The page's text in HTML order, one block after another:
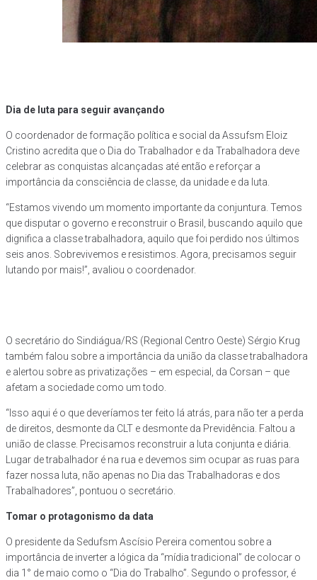
Dia de luta para seguir avançando
O coordenador de formação política e social da Assufsm Eloiz
Cristino acredita que o Dia do Trabalhador e da Trabalhadora deve
celebrar as conquistas alcançadas até então e reforçar a
importância da consciência de classe, da unidade e da luta.
“Estamos vivendo um momento importante da conjuntura. Temos
que disputar o governo e reconstruir o Brasil, buscando aquilo que
dignifica a classe trabalhadora, aquilo que foi perdido nos últimos
seis anos. Sobrevivemos e resistimos. Agora, precisamos seguir
lutando por mais!”, avaliou o coordenador.
O secretário do Sindiágua/RS (Regional Centro Oeste) Sérgio Krug
também falou sobre a importância da união da classe trabalhadora
e alertou sobre as privatizações – em especial, da Corsan – que
afetam a sociedade como um todo.
“Isso aqui é o que deveríamos ter feito lá atrás, para não ter a perda
de direitos, desmonte da CLT e desmonte da Previdência. Faltou a
união de classe. Precisamos reconstruir a luta conjunta e diária.
Lugar de trabalhador é na rua e devemos sim ocupar as ruas para
fazer nossa luta, não apenas no Dia das Trabalhadoras e dos
Trabalhadores”, pontuou o secretário.
Tomar o protagonismo da data
O presidente da Sedufsm Ascísio Pereira comentou sobre a
importância de inverter a lógica da “mídia tradicional” de colocar o
dia 1° de maio como o “Dia do Trabalho”. Segundo o professor, é